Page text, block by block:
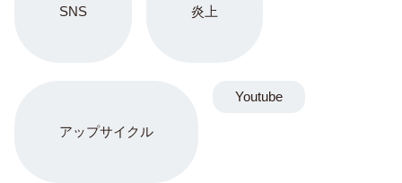
SNS 炎上
アップサイクル
Youtube